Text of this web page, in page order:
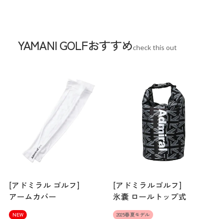
す。
/ 袖丈:15cm/インナー:57cm / バスト:91cm/インナー:87cm
【M】着丈:62cm/インナー:62.5cm / 肩幅:36.5cm/インナ
ー:36.5cm / 袖丈:15cm /インナー:57.5cm / バスト:93cm/イン
【L】着丈:65cm/インナー:65.5cm / 肩幅:37cm/インナー:37cm
/ 袖丈:15cm/インナー:58.5cm / バスト:98cm/インナー:92cm
【LL】着丈:66cm/インナー:67cm / 肩幅:38cm/インナー:38cm
YAMANI GOLFおすすめcheck this out
[アドミラル ゴルフ]
アームカバー
NEW
[アドミラルゴルフ]
氷嚢 ロールトップ式
2025春夏モデル